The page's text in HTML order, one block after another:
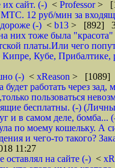
сайт. (-) < Professor>
12 руб/мин за
(-) < b13 > [892]
них тоже была
платы.Или чего
Кубе,
(-) < xReason > [1089]
будет работать через
пользоваться
бесплатны. (-)
и в самом деле, бомба...
по моему кошельку. А
и чего-то такого?
11:27
на сайте (-) <